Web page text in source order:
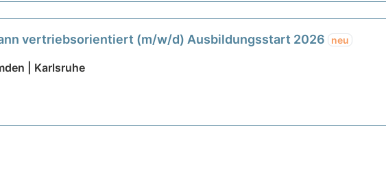
vertriebsorientiert (m/w/d) Ausbildungsstart 2026 neu
| Karlsruhe